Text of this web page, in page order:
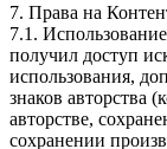
7. Права на
7.1.
получил доступ
использования,
знаков авторства
авторстве,
сохранении